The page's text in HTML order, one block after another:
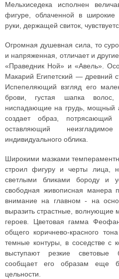
Мельхиседека исполнен
фигуре, облаченной в
руки, держащей свиток,
Огромная душевная сила, то
и напряженная, отличает и
«Праведник Ной» и «Авель».
Макарий Египетский — древний
Испепеляющий взгляд его
брови, густая шапка
ниспадающие на грудь, мощный
создает образ, потрясающий
оставляющий
индивидуального облика.
Широкими мазками
строил фигуру и черты лица,
светлыми бликами бороду и
свободная живописная манера
внимание на главном - на
выразить страстные, волнующие
героев. Цветовая гамма
общего коричнево-красного
темные контуры, в соседстве с
выступают резкие световые
сообщает его образам еще
цельности.